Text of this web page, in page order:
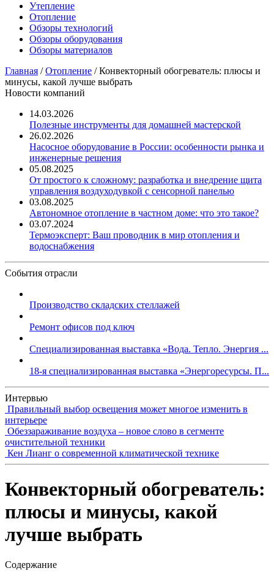
Утепление
Отопление
Обзоры технологий
Обзоры оборудования
Обзоры материалов
Главная /Отопление /Конвекторный обогреватель: плюсы и
минусы, какой лучше выбрать
Новости компаний
14.03.2026
Полезные инструменты для домашней мастерской
26.02.2026
Насосное оборудование в России: особенности рынка и
инженерные решения
05.08.2025
От простого к сложному: разработка и внедрение щита
управления воздуходувкой с сенсорной панелью
03.08.2025
Автономное отопление в частном доме: что это такое?
03.07.2024
Термоэксперт: Ваш проводник в мир отопления и
водоснабжения
События отрасли
Производство складских стеллажей
Ремонт офисов под ключ
Специализированная выставка «Вода. Тепло. Энергия ...
18-я специализированная выставка «Энергоресурсы. П...
Интервью
Правильный выбор освещения может многое изменить в
интерьере
Обеззараживание воздуха – новое слово в сегменте
очистительной техники
Кен Лианг о современной климатической технике
Конвекторный обогреватель:
плюсы и минусы, какой
лучше выбрать
Содержание